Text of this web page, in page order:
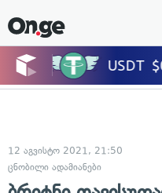
12 აგვისტო 2021, 21:50
ცნობილი ადამიანები